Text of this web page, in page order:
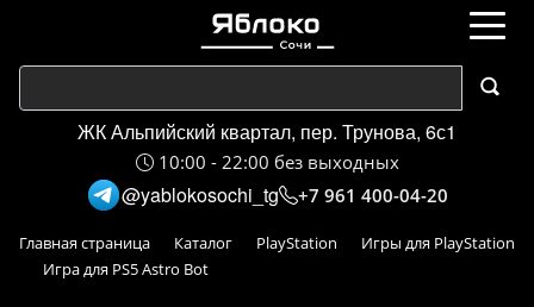
ЖК Альпийский квартал, пер. Трунова, 6с1
10:00 - 22:00 без выходных
@yablokosochi_tg +7 961 400-04-20
Главная страница Каталог PlayStation
Игры для PlayStation
Игра для PS5 Astro Bot